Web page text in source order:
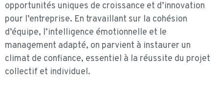
opportunités uniques de croissance et d’innovation
pour l’entreprise. En travaillant sur la cohésion
d’équipe, l’intelligence émotionnelle et le
management adapté, on parvient à instaurer un
climat de confiance, essentiel à la réussite du projet
collectif et individuel.